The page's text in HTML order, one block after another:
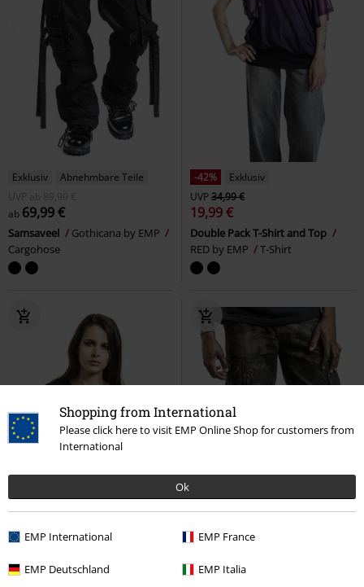
Shopping from International
Please click here to visit EMP Online Shop for customers from
International
Ok
EMP International EMP France
EMP Deutschland EMP Italia
Exklusiv
Abnehmbare Teile
UVP
ab 89,99 €
ab 69,99 €
Samsaveel
Gothicana by EMP
Cargohose
-42%
Exklusiv
UVP34,99 €
19,99 €
Double Pack T-Shirt and Top
RED by EMP
T-Shirt